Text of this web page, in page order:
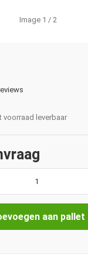
Image 1 / 2
voorraad leverbaar
aan pallet